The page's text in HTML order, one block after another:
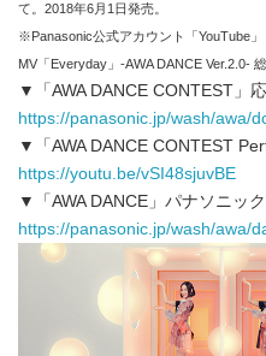
て。2018年6月1日発売。
※Panasonic公式アカウント「YouTube
MV「Everyday」-AWA DANCE Ver.2.0-
▼「AWA DANCE CONTEST」
https://panasonic.jp/wash/awa/
▼「AWA DANCE CONTEST
https://youtu.be/vSI48sjuvBE
▼「AWA DANCE」パナソニッ
https://panasonic.jp/wash/awa/